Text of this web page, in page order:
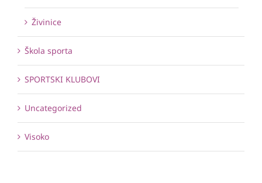
Živinice
Škola sporta
SPORTSKI KLUBOVI
Uncategorized
Visoko